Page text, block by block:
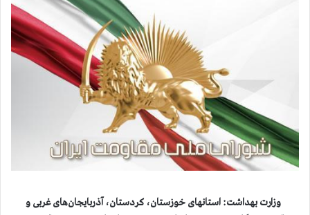
وزارت بهداشت: استانهای خوزستان، کردستان، آذربایجان‌های غربی و